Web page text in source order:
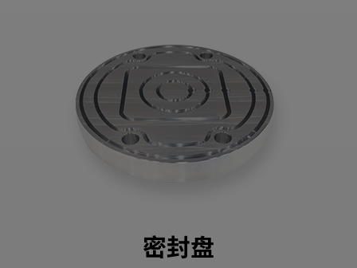
密封盘